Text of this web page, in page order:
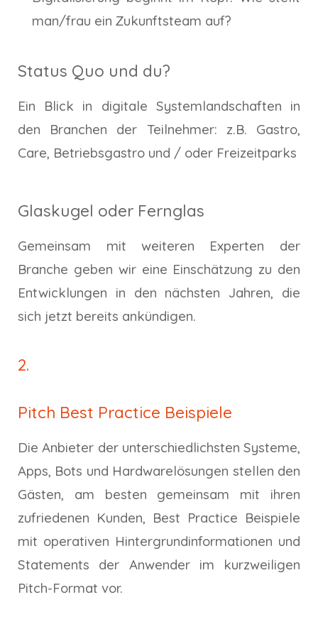
man/frau ein Zukunftsteam auf?
Status Quo und du?
Ein Blick in digitale Systemlandschaften in
den Branchen der Teilnehmer: z.B. Gastro,
Care, Betriebsgastro und / oder Freizeitparks
Glaskugel oder Fernglas
Gemeinsam mit weiteren Experten der
Branche geben wir eine Einschätzung zu den
Entwicklungen in den nächsten Jahren, die
sich jetzt bereits ankündigen.
2.
Pitch Best Practice Beispiele
Die Anbieter der unterschiedlichsten Systeme,
Apps, Bots und Hardwarelösungen stellen den
Gästen, am besten gemeinsam mit ihren
zufriedenen Kunden, Best Practice Beispiele
mit operativen Hintergrundinformationen und
Statements der Anwender im kurzweiligen
Pitch-Format vor.